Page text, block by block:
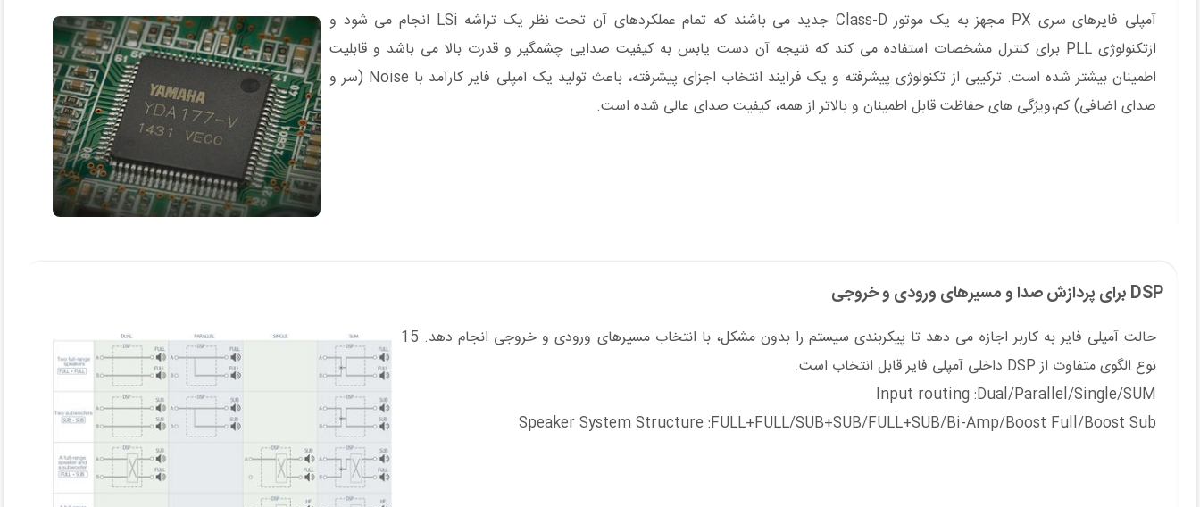
آمپلی فایرهای سری PX مجهز به یک موتور Class-D جدید می باشند که تمام عملکردهای آن تحت نظر یک تراشه LSi انجام می شود و
ازتکنولوژی PLL برای کنترل مشخصات استفاده می کند که نتیجه آن دست یابس به کیفیت صدایی چشمگیر و قدرت بالا می باشد و قابلیت
اطمینان بیشتر شده است. ترکیبی از تکنولوژی پیشرفته و یک فرآیند انتخاب اجزای پیشرفته، باعث تولید یک آمپلی فایر کارآمد با Noise (سر و
صدای اضافی) کم،ویژگی های حفاظت قابل اطمینان و بالاتر از همه، کیفیت صدای عالی شده است.
DSP برای پردازش صدا و مسیرهای ورودی و خروجی
حالت آمپلی فایر به کاربر اجازه می دهد تا پیکربندی سیستم را بدون مشکل، با انتخاب مسیرهای ورودی و خروجی انجام دهد. 15
نوع الگوی متفاوت از DSP داخلی آمپلی فایر قابل انتخاب است.
Input routing :Dual/Parallel/Single/SUM
Speaker System Structure :FULL+FULL/SUB+SUB/FULL+SUB/Bi-Amp/Boost Full/Boost Sub